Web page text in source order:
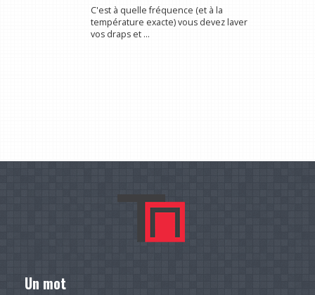
C'est à quelle fréquence (et à la
température exacte) vous devez laver
vos draps et ...
Un mot